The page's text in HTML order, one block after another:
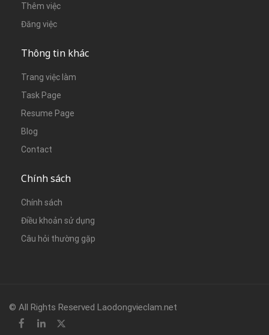
Thêm việc
Đăng việc
Thông tin khác
Trang việc làm
Task Page
Resume Page
Blog
Contact
Chính sách
Chính sách
Điều khoản sử dụng
Câu hỏi thường gặp
© All Rights Reserved Laodongvieclam.net